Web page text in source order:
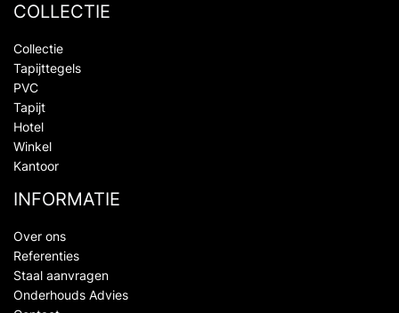
COLLECTIE
Collectie
Tapijttegels
PVC
Tapijt
Hotel
Winkel
Kantoor
INFORMATIE
Over ons
Referenties
Staal aanvragen
Onderhouds Advies